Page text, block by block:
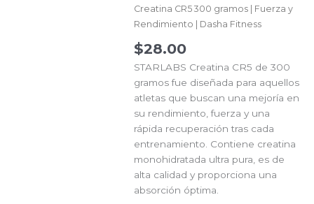
Creatina CR5 300 gramos | Fuerza y
Rendimiento | Dasha Fitness
$28.00
STARLABS Creatina CR5 de 300
gramos fue diseñada para aquellos
atletas que buscan una mejoría en
su rendimiento, fuerza y una
rápida recuperación tras cada
entrenamiento. Contiene creatina
monohidratada ultra pura, es de
alta calidad y proporciona una
absorción óptima.